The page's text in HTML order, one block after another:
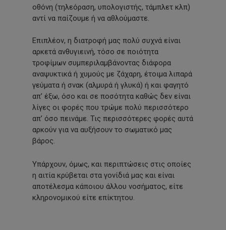
οθόνη (τηλεόραση, υπολογιστής, τάμπλετ κλπ)
αντί να παίζουμε ή να αθλούμαστε.
Επιπλέον, η διατροφή μας πολύ συχνά είναι
αρκετά ανθυγιεινή, τόσο σε ποιότητα
τροφίμων συμπεριλαμβάνοντας διάφορα
αναψυκτικά ή χυμούς με ζάχαρη, έτοιμα λιπαρά
γεύματα ή σνακ (αλμυρά ή γλυκά) ή και φαγητό
απ’ έξω, όσο και σε ποσότητα καθώς δεν είναι
λίγες οι φορές που τρώμε πολύ περισσότερο
απ’ όσο πεινάμε. Τις περισσότερες φορές αυτά
αρκούν για να αυξήσουν το σωματικό μας
βάρος.
Υπάρχουν, όμως, και περιπτώσεις στις οποίες
η αιτία κρύβεται στα γονίδιά μας και είναι
αποτέλεσμα κάποιου άλλου νοσήματος, είτε
κληρονομικού είτε επίκτητου.